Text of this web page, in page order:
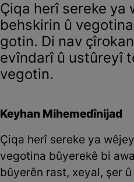
Çiqa herî sereke ya
behskirin û
gotin. Di nav
evîndarî û ustûreyî
vegotin.
Keyhan Mihemedînijad
Çiqa herî sereke ya
vegotina bûyerekê bi
bûyerên rast, xeyal, şer